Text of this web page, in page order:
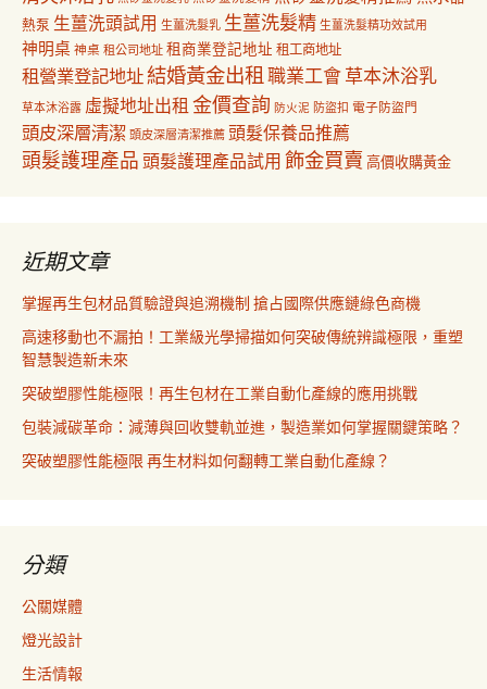
熱泵 生薑洗頭試用 生薑洗髮乳 生薑洗髮精 生薑洗髮精功效試用
神明桌 神桌 租公司地址 租商業登記地址 租工商地址
租營業登記地址結婚黃金出租職業工會草本沐浴乳
草本沐浴露 虛擬地址出租 金價查詢 防火泥 防盜扣 電子防盜門
頭皮深層清潔 頭皮深層清潔推薦 頭髮保養品推薦
頭髮護理產品 頭髮護理產品試用 飾金買賣 高價收購黃金
近期文章
掌握再生包材品質驗證與追溯機制 搶占國際供應鏈綠色商機
高速移動也不漏拍！工業級光學掃描如何突破傳統辨識極限，重塑
智慧製造新未來
突破塑膠性能極限！再生包材在工業自動化產線的應用挑戰
包裝減碳革命：減薄與回收雙軌並進，製造業如何掌握關鍵策略？
突破塑膠性能極限 再生材料如何翻轉工業自動化產線？
分類
公關媒體
燈光設計
生活情報